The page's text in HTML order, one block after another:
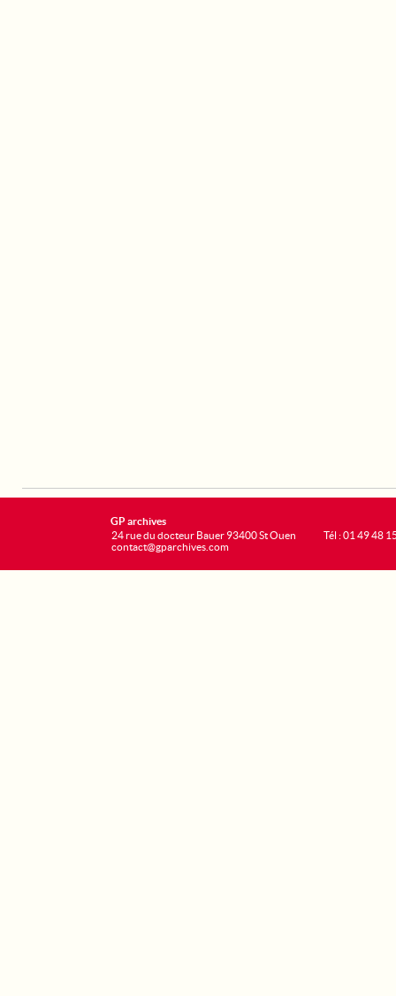
GP archives
24 rue du docteur Bauer 93400 St Ouen
contact@gparchives.com
Tél : 01 49 48